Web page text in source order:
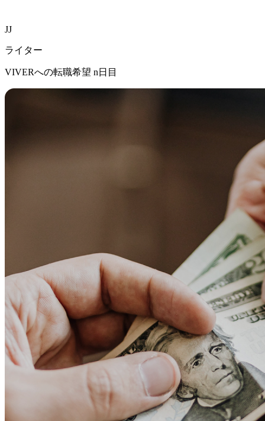
JJ
ライター
VIVERへの転職希望 n日目